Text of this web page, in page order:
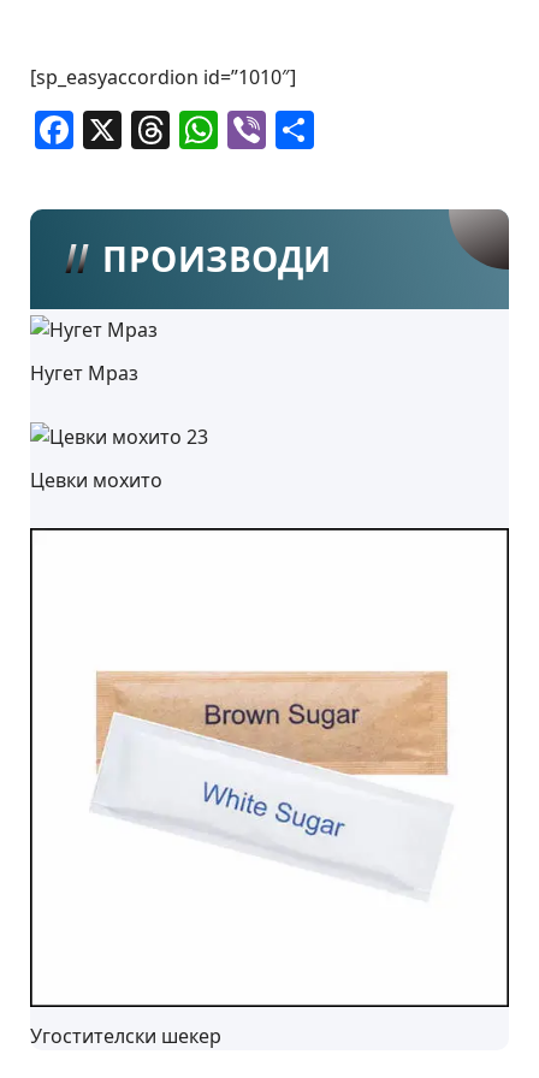
[sp_easyaccordion id=”1010″]
Facebook
X Threads
WhatsApp
Viber
ПРОИЗВОДИ
Нугет Мраз
Цевки мохито
Угостителски шекер